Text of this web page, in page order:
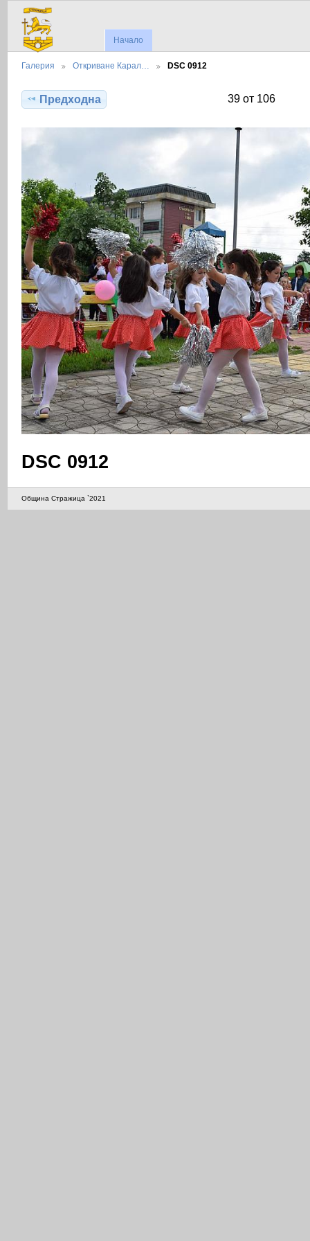
Начало
Галерия Откриване Карал… DSC 0912
Предходна 39 от 106
DSC 0912
Община Стражица `2021